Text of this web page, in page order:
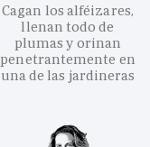
Cagan los alféizares,
llenan todo de
plumas y orinan
penetrantemente en
una de las jardineras